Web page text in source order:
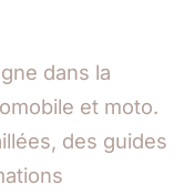
dans la
et moto.
des guides